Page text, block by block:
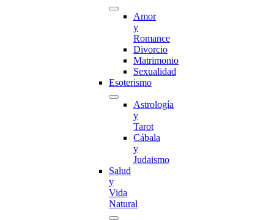
Amor
y
Romance
Divorcio
Matrimonio
Sexualidad
Esoterismo
Astrología
y
Tarot
Cábala
y
Judaismo
Salud
y
Vida
Natural